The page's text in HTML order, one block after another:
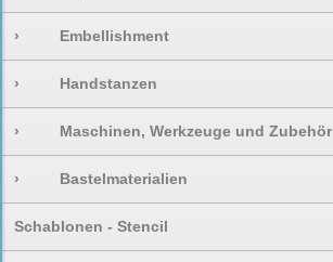
› Embellishment
› Handstanzen
› Maschinen, Werkzeuge und Zubehör
› Bastelmaterialien
Schablonen - Stencil